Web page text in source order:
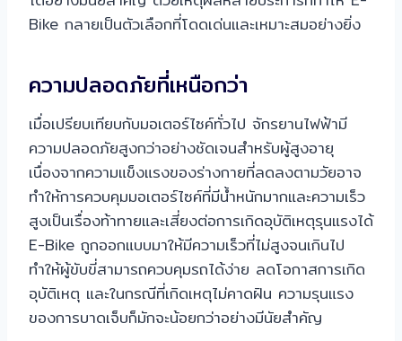
Bike กลายเป็นตัวเลือกที่โดดเด่นและเหมาะสมอย่างยิ่ง
ความปลอดภัยที่เหนือกว่า
เมื่อเปรียบเทียบกับมอเตอร์ไซค์ทั่วไป จักรยานไฟฟ้ามี
ความปลอดภัยสูงกว่าอย่างชัดเจนสำหรับผู้สูงอายุ
เนื่องจากความแข็งแรงของร่างกายที่ลดลงตามวัยอาจ
ทำให้การควบคุมมอเตอร์ไซค์ที่มีน้ำหนักมากและความเร็ว
สูงเป็นเรื่องท้าทายและเสี่ยงต่อการเกิดอุบัติเหตุรุนแรงได้
E-Bike ถูกออกแบบมาให้มีความเร็วที่ไม่สูงจนเกินไป
ทำให้ผู้ขับขี่สามารถควบคุมรถได้ง่าย ลดโอกาสการเกิด
อุบัติเหตุ และในกรณีที่เกิดเหตุไม่คาดฝัน ความรุนแรง
ของการบาดเจ็บก็มักจะน้อยกว่าอย่างมีนัยสำคัญ